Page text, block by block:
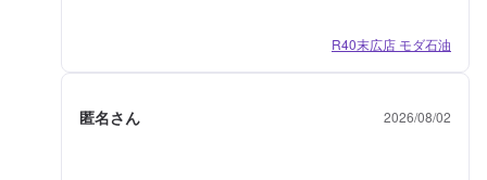
R40末広店 モダ石油
匿名さん 2026/08/02